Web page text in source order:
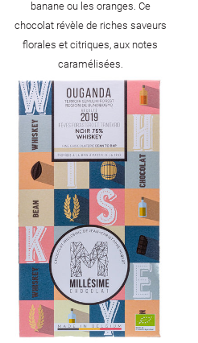
banane ou les oranges. Ce
chocolat révèle de riches saveurs
florales et citriques, aux notes
caramélisées.